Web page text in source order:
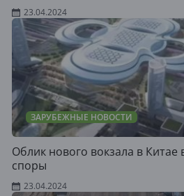
23.04.2024
ЗАРУБЕЖНЫЕ НОВОСТИ
Облик нового вокзала в
споры
23.04.2024